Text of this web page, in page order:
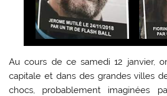
Au cours de ce samedi 12 janvier,
capitale et dans des grandes villes
chocs, probablement imaginées